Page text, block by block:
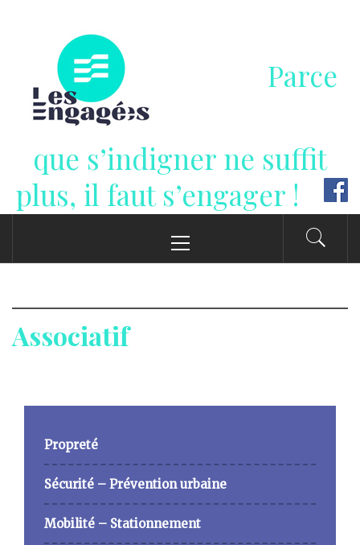
contenu
Parce
que s’indigner ne suffit
plus, il faut s’engager !
principal
Associatif
Propreté
Sécurité – Prévention urbaine
Mobilité – Stationnement